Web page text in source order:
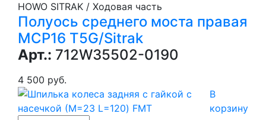
HOWO SITRAK / Ходовая часть
Полуось среднего моста правая
MCP16 T5G/Sitrak
Арт.: 712W35502-0190
4 500 руб.
В
корзину